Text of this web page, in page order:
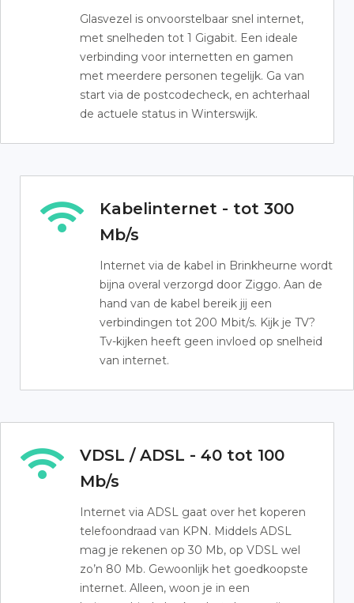
Glasvezel is onvoorstelbaar snel internet,
met snelheden tot 1 Gigabit. Een ideale
verbinding voor internetten en gamen
met meerdere personen tegelijk. Ga van
start via de postcodecheck, en achterhaal
de actuele status in Winterswijk.
Kabelinternet - tot 300
Mb/s
Internet via de kabel in Brinkheurne wordt
bijna overal verzorgd door Ziggo. Aan de
hand van de kabel bereik jij een
verbindingen tot 200 Mbit/s. Kijk je TV?
Tv-kijken heeft geen invloed op snelheid
van internet.
VDSL / ADSL - 40 tot 100
Mb/s
Internet via ADSL gaat over het koperen
telefoondraad van KPN. Middels ADSL
mag je rekenen op 30 Mb, op VDSL wel
zo’n 80 Mb. Gewoonlijk het goedkoopste
internet. Alleen, woon je in een